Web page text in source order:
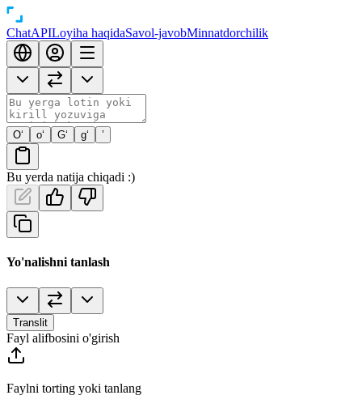
ChatAPILoyiha haqidaSavol-javobMinnatdorchilik
O‘ o‘ G‘ g‘ ’
Bu yerda natija chiqadi :)
Yo'nalishni tanlash
Translit
Fayl alifbosini o'girish
Faylni torting yoki tanlang